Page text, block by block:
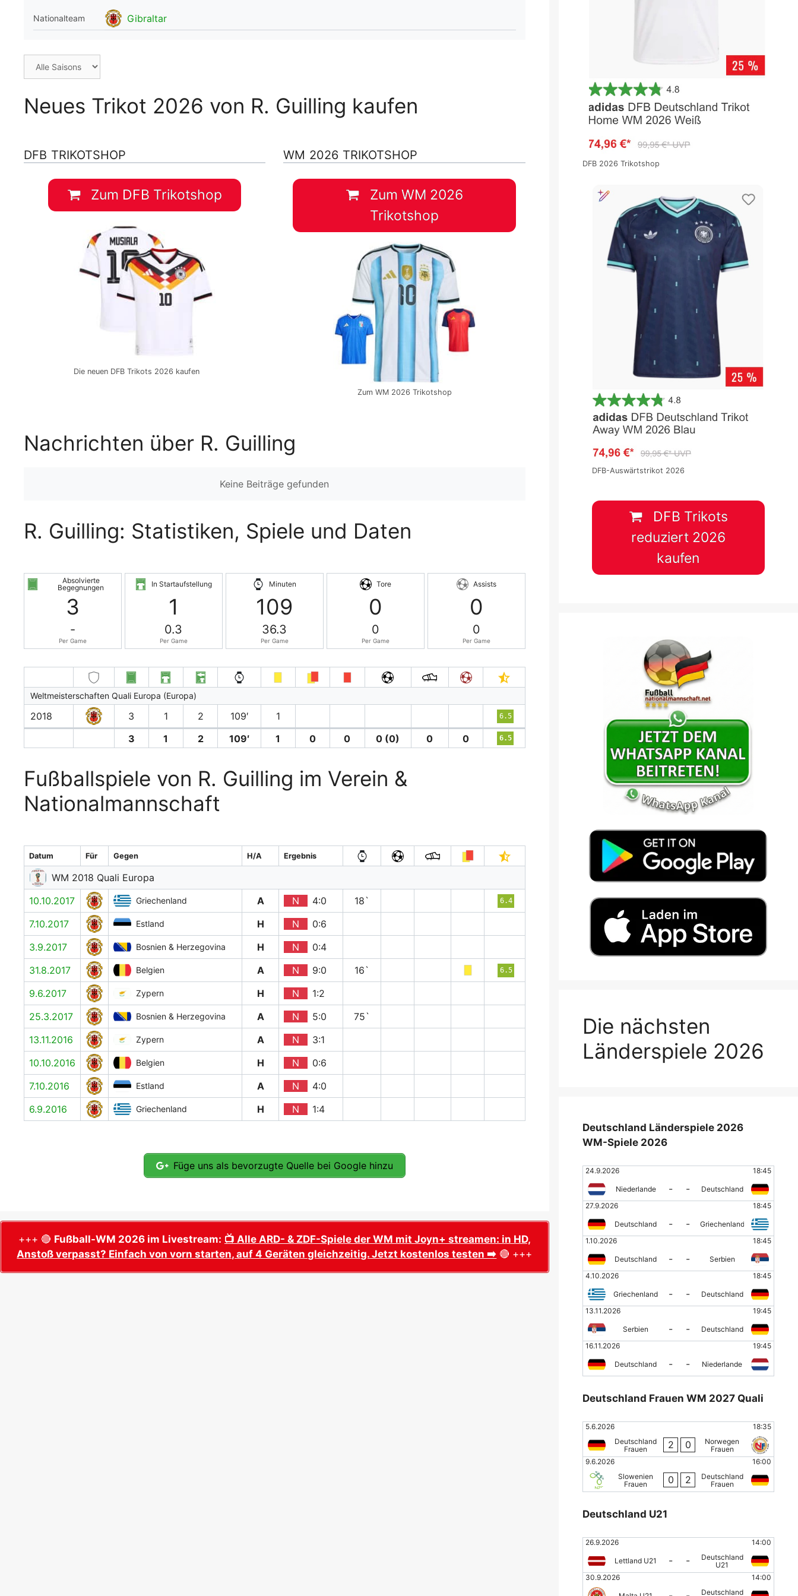
downloaden & automatisch ausfüllen
Nationalteam Gibraltar
Neues Trikot 2026 von R. Guilling kaufen
DFB TRIKOTSHOP
Zum DFB Trikotshop
Die neuen DFB Trikots 2026 kaufen
WM 2026 TRIKOTSHOP
Zum WM 2026
Trikotshop
Zum WM 2026 Trikotshop
Nachrichten über R. Guilling
Keine Beiträge gefunden
R. Guilling: Statistiken, Spiele und Daten
Absolvierte
Begegnungen
3
-
Per Game
In Startaufstellung
1
0.3
Per Game
Minuten
109
36.3
Per Game
Tore
0
0
Per Game
Assists
0
0
Per Game
Weltmeisterschaften Quali Europa (Europa)
2018 3 1 2 109′ 1 6.5
3 1 2 109′ 1 0 0 0 (0) 0 0 6.5
Fußballspiele von R. Guilling im Verein &
Nationalmannschaft
Datum Für Gegen H/A Ergebnis
WM 2018 Quali Europa
10.10.2017
Griechenland A N 4:0 18` 6.4
7.10.2017 Estland H N
0:6
3.9.2017
Bosnien & Herzegovina H N
0:4
31.8.2017
Belgien A N 9:0 16` 6.5
9.6.2017 Zypern H N
1:2
25.3.2017
Bosnien & Herzegovina A N 5:0
75`
13.11.2016
Zypern A N
3:1
10.10.2016
Belgien H N
0:6
7.10.2016
Estland A N
4:0
6.9.2016
Griechenland H N 1:4
Füge uns als bevorzugte Quelle bei Google hinzu
+++ 🔴 Fußball-WM 2026 im Livestream: 📺 Alle ARD- & ZDF-Spiele der WM mit Joyn+ streamen: in HD,
Anstoß verpasst? Einfach von vorn starten, auf 4 Geräten gleichzeitig. Jetzt kostenlos testen ➡️ 🔴 +++
DFB 2026 Trikotshop
DFB-Auswärtstrikot 2026
DFB Trikots
reduziert 2026
kaufen
Die nächsten
Länderspiele 2026
Deutschland Länderspiele 2026
WM-Spiele 2026
24.9.2026 18:45
Niederlande - -
Deutschland
27.9.2026
18:45
Deutschland - -
Griechenland
1.10.2026
18:45
Deutschland - -
Serbien
4.10.2026
18:45
Griechenland - -
Deutschland
13.11.2026
19:45
Serbien - -
Deutschland
16.11.2026
19:45
Deutschland - - Niederlande
Deutschland Frauen WM 2027 Quali
5.6.2026
18:35
Deutschland
Frauen
2 0
Norwegen
Frauen
9.6.2026
16:00
Slowenien
Frauen
0 2
Deutschland
Frauen
Deutschland U21
26.9.2026 14:00
Lettland U21 - -
Deutschland
U21
30.9.2026
14:00
Deutschland